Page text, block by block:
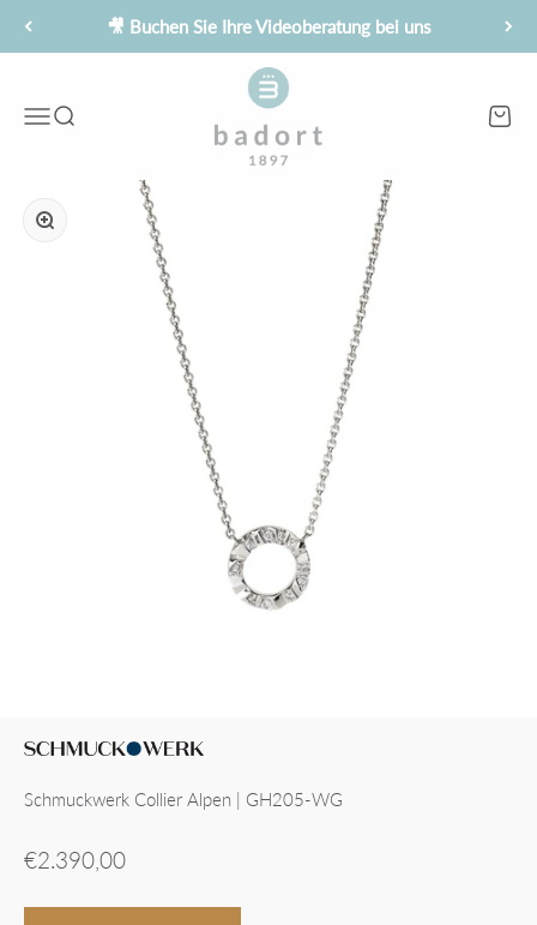
Zum Inhalt springen
🎥 Buchen Sie Ihre Videoberatung bei uns
MenüSuche
Juwelier Badort
Bild vergrößern
Schmuckwerk Collier Alpen | GH205-WG
Angebot
€2.390,00